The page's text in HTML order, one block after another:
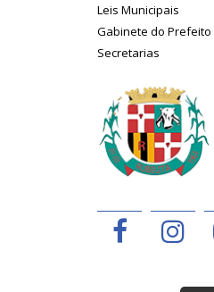
Leis Municipais
Gabinete do Prefeito
Secretarias